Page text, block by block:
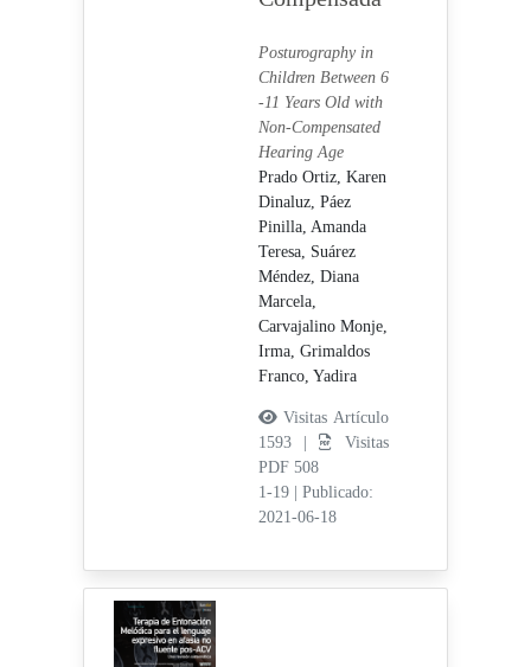
Posturography in
Children Between 6
-11 Years Old with
Non-Compensated
Hearing Age
Prado Ortiz, Karen
Dinaluz, Páez
Pinilla, Amanda
Teresa, Suárez
Méndez, Diana
Marcela,
Carvajalino Monje,
Irma, Grimaldos
Franco, Yadira
Visitas Artículo
1593 |
Visitas
PDF 508
1-19
Publicado:
2021-06-18